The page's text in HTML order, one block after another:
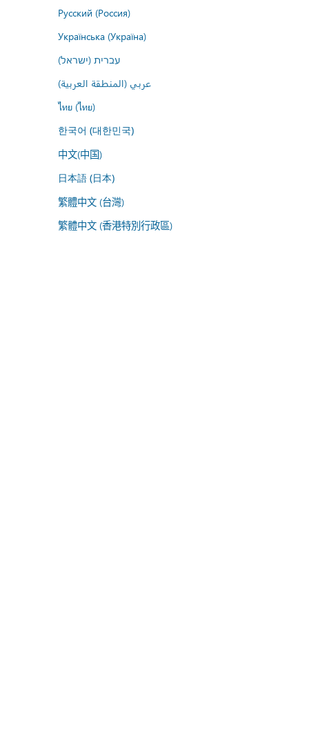
Русский (Россия)
Українська (Україна)
עברית (ישראל)
عربي (المنطقة العربية)
ไทย (ไทย)
한국어 (대한민국)
中文(中国)
日本語 (日本)
繁體中文 (台灣)
繁體中文 (香港特別行政區)